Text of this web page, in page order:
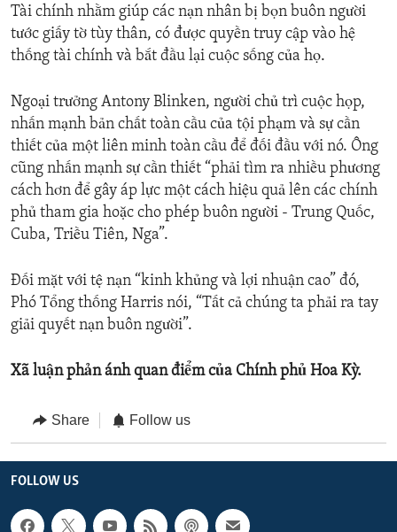
Tài chính nhằm giúp các nạn nhân bị bọn buôn người
tước giấy tờ tùy thân, có được quyền truy cập vào hệ
thống tài chính và bắt đầu lại cuộc sống của họ.
Ngoại trưởng Antony Blinken, người chủ trì cuộc họp,
nhấn mạnh bản chất toàn cầu của tội phạm và sự cần
thiết của một liên minh toàn cầu để đối đầu với nó. Ông
cũng nhấn mạnh sự cần thiết “phải tìm ra nhiều phương
cách hơn để gây áp lực một cách hiệu quả lên các chính
phủ tham gia hoặc cho phép buôn người - Trung Quốc,
Cuba, Triều Tiên, Nga”.
Đối mặt với tệ nạn “kinh khủng và lợi nhuận cao” đó,
Phó Tổng thống Harris nói, “Tất cả chúng ta phải ra tay
giải quyết nạn buôn người”.
Xã luận phản ánh quan điểm của Chính phủ Hoa Kỳ.
Share Follow us
FOLLOW US